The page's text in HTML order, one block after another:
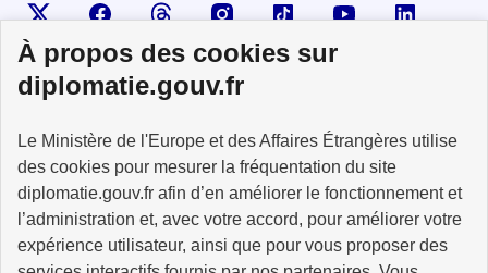
À propos des cookies sur
diplomatie.gouv.fr
Le Ministère de l'Europe et des Affaires Étrangères utilise
des cookies pour mesurer la fréquentation du site
diplomatie.gouv.fr afin d’en améliorer le fonctionnement et
l’administration et, avec votre accord, pour améliorer votre
expérience utilisateur, ainsi que pour vous proposer des
Visiter la page XSuivez-nous sur Facebook
Visiter le compte Threads
Visiter le compte Instagram
Visiter le compte TikTok
Visiter le
MINISTÈRE
DE L'EUROPE
ET DES AFFAIRES
ÉTRANGÈRES